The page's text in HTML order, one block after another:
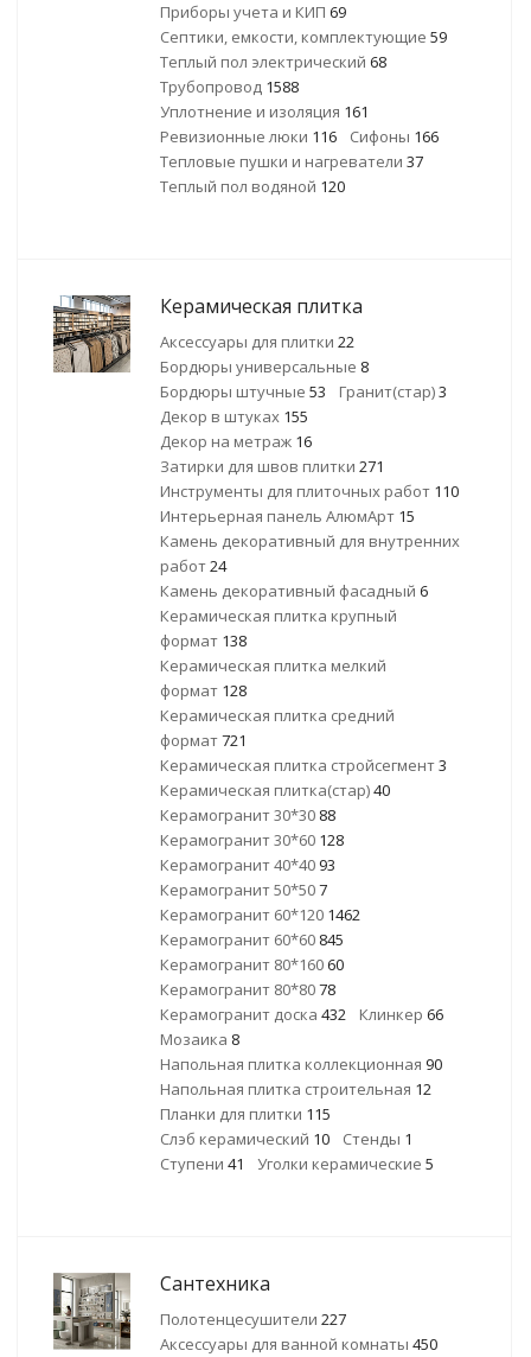
Приборы учета и КИП 69
Септики, емкости, комплектующие 59
Теплый пол электрический 68
Трубопровод 1588
Уплотнение и изоляция 161
Ревизионные люки 116 Сифоны 166
Тепловые пушки и нагреватели 37
Теплый пол водяной 120
Керамическая плитка
Аксессуары для плитки 22
Бордюры универсальные 8
Бордюры штучные 53 Гранит(стар)3
Декор в штуках 155
Декор на метраж 16
Затирки для швов плитки 271
Инструменты для плиточных работ 110
Интерьерная панель АлюмАрт 15
Камень декоративный для внутренних
работ24
Камень декоративный фасадный 6
Керамическая плитка крупный
формат 138
Керамическая плитка мелкий
формат 128
Керамическая плитка средний
формат721
Керамическая плитка стройсегмент3
Керамическая плитка(стар)40
Керамогранит 30*30 88
Керамогранит 30*60 128
Керамогранит 40*40 93
Керамогранит 50*507
Керамогранит 60*120 1462
Керамогранит 60*60 845
Керамогранит 80*160 60
Керамогранит 80*8078
Керамогранит доска 432 Клинкер 66
Мозаика 8
Напольная плитка коллекционная 90
Напольная плитка строительная 12
Планки для плитки 115
Слэб керамический 10 Стенды 1
Ступени 41 Уголки керамические 5
Сантехника
Полотенцесушители 227
Аксессуары для ванной комнаты 450